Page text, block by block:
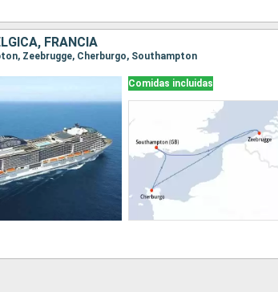
FRANCIA
Zeebrugge, Cherburgo, Southampton
Comidas incluidas